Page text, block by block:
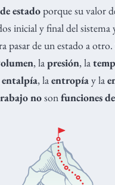
estadoporque su valor
inicial y final del
pasar de un estado a otro.
, lapresión, la
entalpía, laentropíay la
nosonfunciones